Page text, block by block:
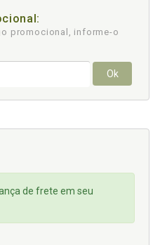
promocional, informe-o
Ok
de frete em seu